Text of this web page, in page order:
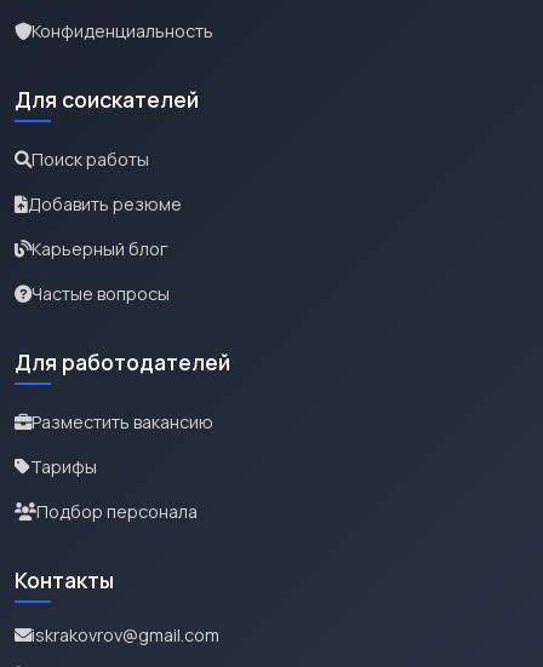
Конфиденциальность
Для соискателей
Поиск работы
Добавить резюме
Карьерный блог
Частые вопросы
Для работодателей
Разместить вакансию
Тарифы
Подбор персонала
Контакты
iskrakovrov@gmail.com